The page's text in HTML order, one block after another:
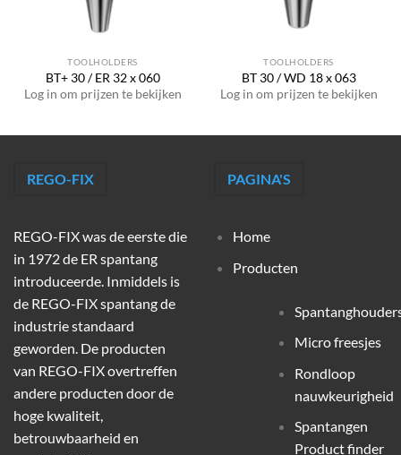
TOOLHOLDERS
BT+ 30 / ER 32 x 060
Log in om prijzen te bekijken
TOOLHOLDERS
BT 30 / WD 18 x 063
Log in om prijzen te bekijken
REGO-FIX
REGO-FIX was de eerste die
in 1972 de ER spantang
introduceerde. Inmiddels is
de REGO-FIX spantang de
industrie standaard
geworden. De producten
van REGO-FIX overtreffen
andere producten door de
hoge kwaliteit,
betrouwbaarheid en
PAGINA'S
Home
Producten
Micro freesjes
Rondloop
nauwkeurigheid
Spantangen
Product finder